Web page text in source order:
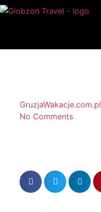
GruzjaWakacje.com.pl
No Comments